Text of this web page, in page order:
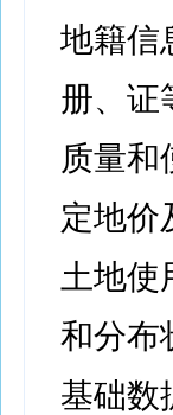
地籍信
册、证
质量和
定地价
土地使
和分布
基础数